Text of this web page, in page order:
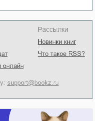
онлайн
Рассылки
Новинки книг
Что такое RSS?
support@bookz.ru